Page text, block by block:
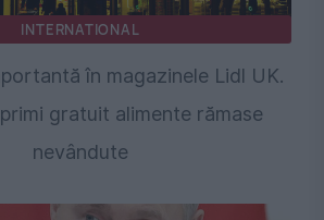
INTERNATIONAL
în magazinele Lidl UK.
gratuit alimente rămase
nevândute